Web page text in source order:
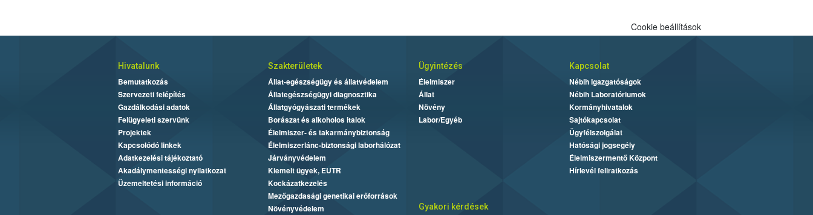
Cookie beállítások
Hivatalunk
Bemutatkozás
Szervezeti felépítés
Gazdálkodási adatok
Felügyeleti szervünk
Projektek
Kapcsolódó linkek
Adatkezelési tájékoztató
Akadálymentességi nyilatkozat
Üzemeltetési információ
Szakterületek
Állat-egészségügy és állatvédelem
Állategészségügyi diagnosztika
Állatgyógyászati termékek
Borászat és alkoholos italok
Élelmiszer- és takarmánybiztonság
Élelmiszerlánc-biztonsági laborhálózat
Járványvédelem
Kiemelt ügyek, EUTR
Kockázatkezelés
Mezőgazdasági genetikai erőforrások
Növényvédelem
Ügyintézés
Élelmiszer
Állat
Növény
Labor/Egyéb
Kapcsolat
Nébih Igazgatóságok
Nébih Laboratóriumok
Kormányhivatalok
Sajtókapcsolat
Ügyfélszolgálat
Hatósági jogsegély
Élelmiszermentő Központ
Hírlevél feliratkozás
Gyakori kérdések